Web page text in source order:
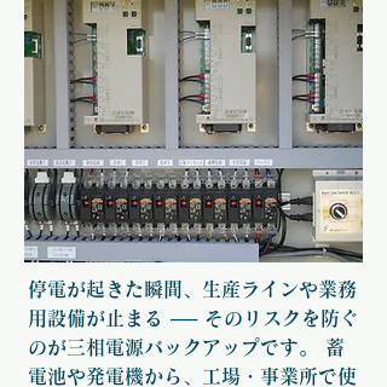
停電が起きた瞬間、生産ラインや業務
用設備が止まる ── そのリスクを防ぐ
のが三相電源バックアップです。 蓄
電池や発電機から、工場・事業所で使